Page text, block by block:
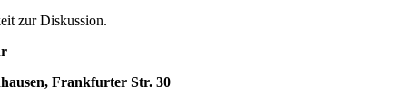
zur Diskussion.
Frankfurter Str. 30